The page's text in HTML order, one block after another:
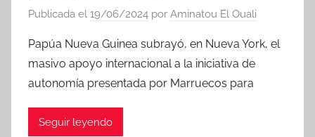
Publicada el 19/06/2024 por Aminatou El Ouali
Papúa Nueva Guinea subrayó, en Nueva York, el
masivo apoyo internacional a la iniciativa de
autonomía presentada por Marruecos para
Seguir leyendo